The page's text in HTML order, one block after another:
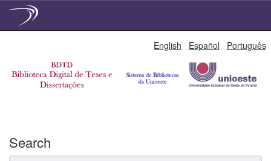
English Español Português
Search